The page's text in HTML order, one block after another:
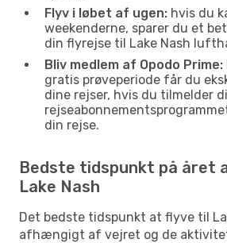
Flyv i løbet af ugen: hvis du
weekenderne, sparer du et
din flyrejse til Lake Nash
Bliv medlem af Opodo Prime:
gratis prøveperiode får du
dine rejser, hvis du tilmelder
din rejse.
Bedste tidspunkt på året
Lake Nash
Det bedste tidspunkt at flyve til
afhængigt af vejret og de